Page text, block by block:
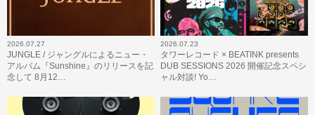
2026.07.27
JUNGLE / ジャングルによるニュー・
アルバム『Sunshine』のリリースを記
念して 8月12…
2026.07.23
タワーレコード × BEATINK presents
DUB SESSIONS 2026 開催記念スペシ
ャル対談! Yo…